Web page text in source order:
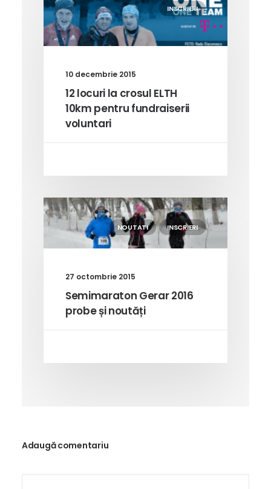
INSCRIERI
10 decembrie 2015
12 locuri la crosul ELTH
10km pentru fundraiserii
voluntari
NOUTATI INSCRIERI
27 octombrie 2015
Semimaraton Gerar 2016
probe și noutăți
Adaugă comentariu